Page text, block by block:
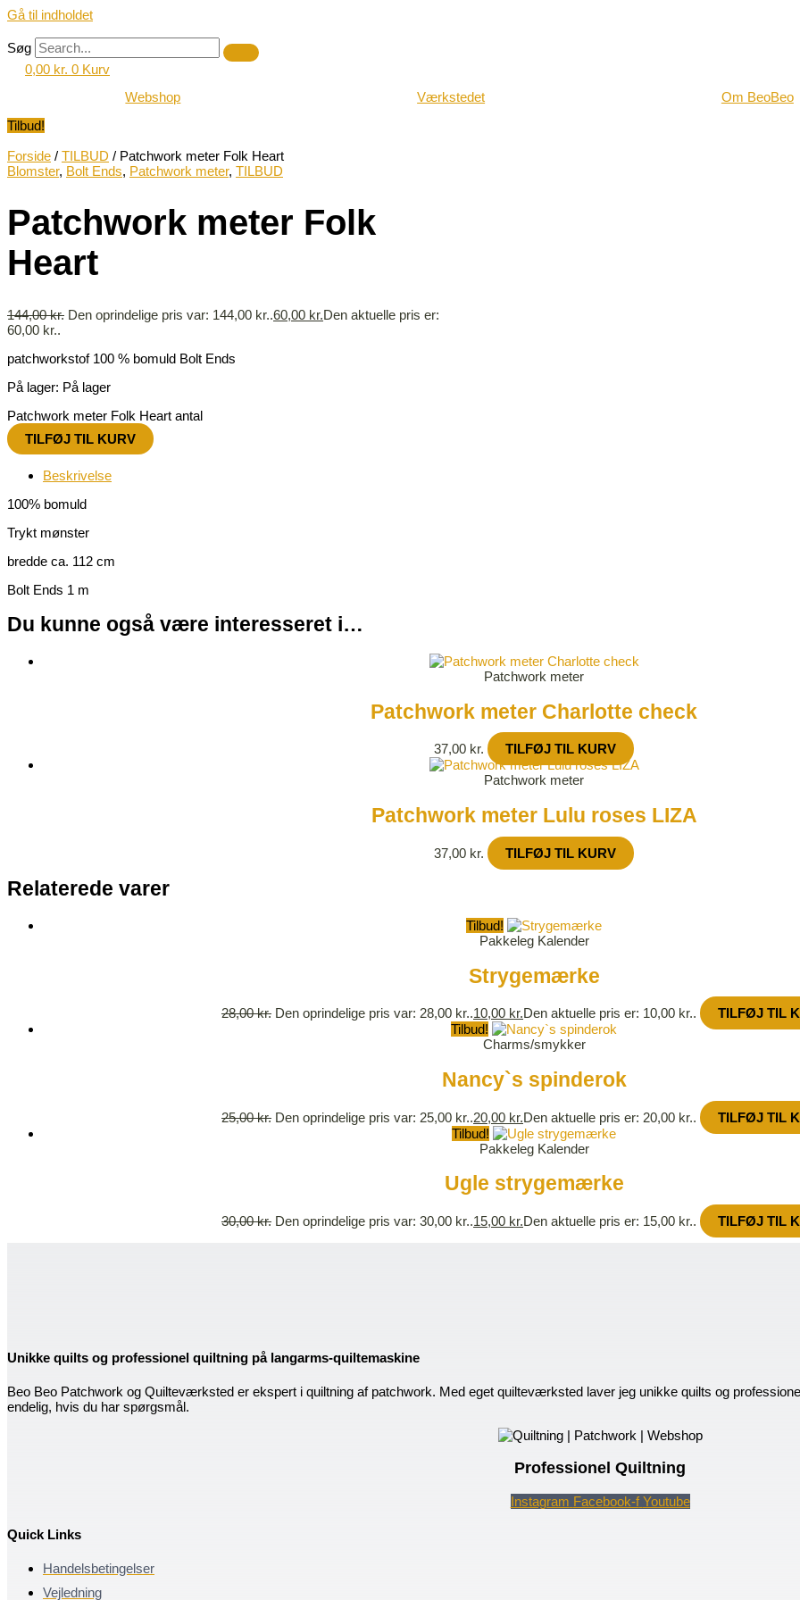
Gå til indholdet
Søg
0,00 kr. 0 Kurv
Webshop
Værkstedet Om BeoBeo
Tilbud!
Forside / TILBUD / Patchwork meter Folk Heart
Blomster, Bolt Ends, Patchwork meter, TILBUD
Patchwork meter Folk
Heart
144,00kr. Den oprindelige pris var: 144,00 kr..60,00 kr.Den aktuelle pris er:
60,00 kr..
patchworkstof 100 % bomuld Bolt Ends
På lager: På lager
Patchwork meter Folk Heart antal
TILFØJ TIL KURV
Beskrivelse
100% bomuld
Trykt mønster
bredde ca. 112 cm
Bolt Ends 1 m
Du kunne også være interesseret i…
Patchwork meter
Patchwork meter Charlotte check
37,00 kr. TILFØJ TIL KURV
Patchwork meter
Patchwork meter Lulu roses LIZA
37,00 kr. TILFØJ TIL KURV
Relaterede varer
Tilbud!
Pakkeleg Kalender
Strygemærke
28,00kr. Den oprindelige pris var: 28,00 kr..10,00 kr.Den aktuelle pris er: 10,00 kr..
TILFØJ TIL
Tilbud!
Charms/smykker
Nancy`s spinderok
25,00kr. Den oprindelige pris var: 25,00 kr..20,00 kr.Den aktuelle pris er: 20,00 kr..
TILFØJ TIL
Tilbud!
Pakkeleg Kalender
Ugle strygemærke
30,00kr. Den oprindelige pris var: 30,00 kr..15,00 kr.Den aktuelle pris er: 15,00 kr.. TILFØJ TIL
Unikke quilts og professionel quiltning på langarms-quiltemaskine
Beo Beo Patchwork og Quilteværksted er ekspert i quiltning af patchwork. Med eget quilteværksted laver jeg unikke quilts og
endelig, hvis du har spørgsmål.
Professionel Quiltning
Instagram Facebook-f Youtube
Quick Links
Handelsbetingelser
Vejledning